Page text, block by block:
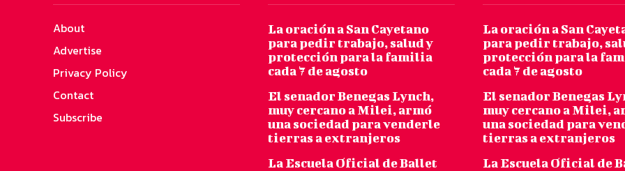
About
Advertise
Privacy Policy
Contact
Subscribe
La oración a San Cayetano
para pedir trabajo, salud y
protección para la familia
cada 7 de agosto
El senador Benegas Lynch,
muy cercano a Milei, armó
una sociedad para venderle
tierras a extranjeros
La Escuela Oficial de Ballet
La oración a San
para pedir trabajo,
protección para la
cada 7 de agosto
El senador Benegas
muy cercano a Milei,
una sociedad para
tierras a extranjeros
La Escuela Oficial de